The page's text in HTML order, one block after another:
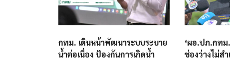
กทม. เดินหน้าพัฒนาระบบระบาย
น้ำต่อเนื่อง ป้องกันการเกิดน้ำ
‘ผอ.ปภ.กทม
ช่องว่างไม่ส